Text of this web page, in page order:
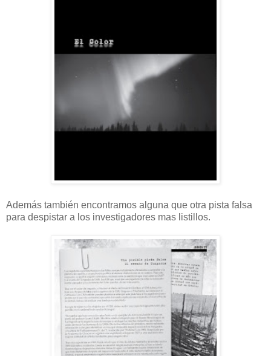
Además también encontramos alguna que otra pista falsa
para despistar a los investigadores mas listillos.